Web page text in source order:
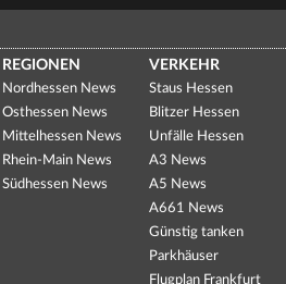
REGIONEN
Nordhessen News
Osthessen News
Mittelhessen News
Rhein-Main News
Südhessen News
VERKEHR
Staus Hessen
Blitzer Hessen
Unfälle Hessen
A3 News
A5 News
A661 News
Günstig tanken
Parkhäuser
Flugplan Frankfurt